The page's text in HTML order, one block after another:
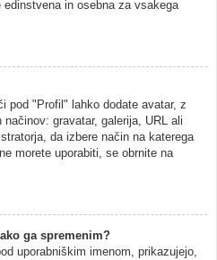
in osebna za vsakega
pod "Profil" lahko dodate avatar, z
gravatar, galerija, URL ali
da izbere način na katerega
morete uporabiti, se obrnite na
ga spremenim?
uporabniškim imenom, prikazujejo,